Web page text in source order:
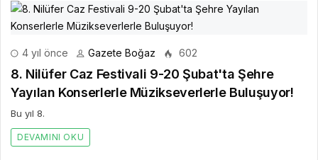
4 yıl önce Gazete Boğaz 602
8. Nilüfer Caz Festivali 9-20 Şubat'ta Şehre
Yayılan Konserlerle Müzikseverlerle Buluşuyor!
Bu yıl 8.
DEVAMINI OKU